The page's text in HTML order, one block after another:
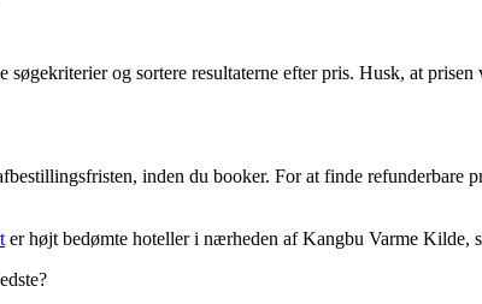
og sortere resultaterne efter pris. Husk, at
inden du booker. For at finde refunderbare
er højt bedømte hoteller i nærheden af Kangbu Varme Kilde,